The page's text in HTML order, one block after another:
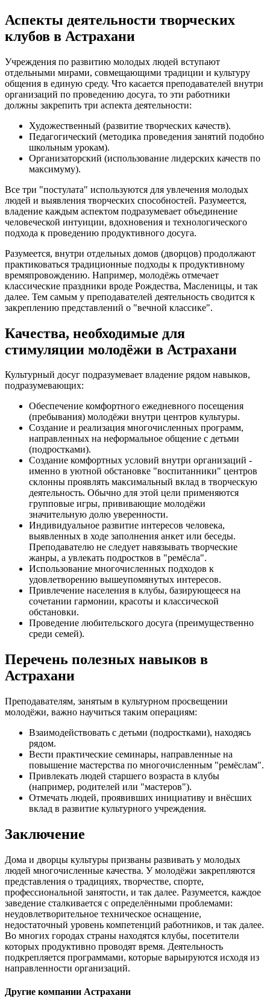
Аспекты деятельности творческих
клубов в Астрахани
Учреждения по развитию молодых людей вступают
отдельными мирами, совмещающими традиции и культуру
общения в единую среду. Что касается преподавателей внутри
организаций по проведению досуга, то эти работники
должны закрепить три аспекта деятельности:
Художественный (развитие творческих качеств).
Педагогический (методика проведения занятий подобно
школьным урокам).
Организаторский (использование лидерских качеств по
максимуму).
Все три "постулата" используются для увлечения молодых
людей и выявления творческих способностей. Разумеется,
владение каждым аспектом подразумевает объединение
человеческой интуиции, вдохновения и технологического
подхода к проведению продуктивного досуга.
Разумеется, внутри отдельных домов (дворцов) продолжают
практиковаться традиционные подходы к продуктивному
времяпровождению. Например, молодёжь отмечает
классические праздники вроде Рождества, Масленицы, и так
далее. Тем самым у преподавателей деятельность сводится к
закреплению представлений о "вечной классике".
Качества, необходимые для
стимуляции молодёжи в Астрахани
Культурный досуг подразумевает владение рядом навыков,
подразумевающих:
Обеспечение комфортного ежедневного посещения
(пребывания) молодёжи внутри центров культуры.
Создание и реализация многочисленных программ,
направленных на неформальное общение с детьми
(подростками).
Создание комфортных условий внутри организаций -
именно в уютной обстановке "воспитанники" центров
склонны проявлять максимальный вклад в творческую
деятельность. Обычно для этой цели применяются
групповые игры, прививающие молодёжи
значительную долю уверенности.
Индивидуальное развитие интересов человека,
выявленных в ходе заполнения анкет или беседы.
Преподавателю не следует навязывать творческие
жанры, а увлекать подростков в "ремёсла".
Использование многочисленных подходов к
удовлетворению вышеупомянутых интересов.
Привлечение населения в клубы, базирующееся на
сочетании гармонии, красоты и классической
обстановки.
Проведение любительского досуга (преимущественно
среди семей).
Перечень полезных навыков в
Астрахани
Преподавателям, занятым в культурном просвещении
молодёжи, важно научиться таким операциям:
Взаимодействовать с детьми (подростками), находясь
рядом.
Вести практические семинары, направленные на
повышение мастерства по многочисленным "ремёслам".
Привлекать людей старшего возраста в клубы
(например, родителей или "мастеров").
Отмечать людей, проявивших инициативу и внёсших
вклад в развитие культурного учреждения.
Заключение
Дома и дворцы культуры призваны развивать у молодых
людей многочисленные качества. У молодёжи закрепляются
представления о традициях, творчестве, спорте,
профессиональной занятости, и так далее. Разумеется, каждое
заведение сталкивается с определёнными проблемами:
неудовлетворительное техническое оснащение,
недостаточный уровень компетенций работников, и так далее.
Во многих городах страны находятся клубы, посетители
которых продуктивно проводят время. Деятельность
подкрепляется программами, которые варьируются исходя из
направленности организаций.
Другие компании Астрахани